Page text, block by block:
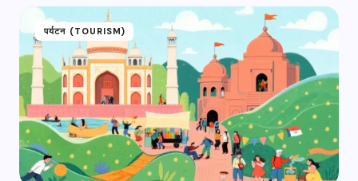
पर्यटन (TOURISM)